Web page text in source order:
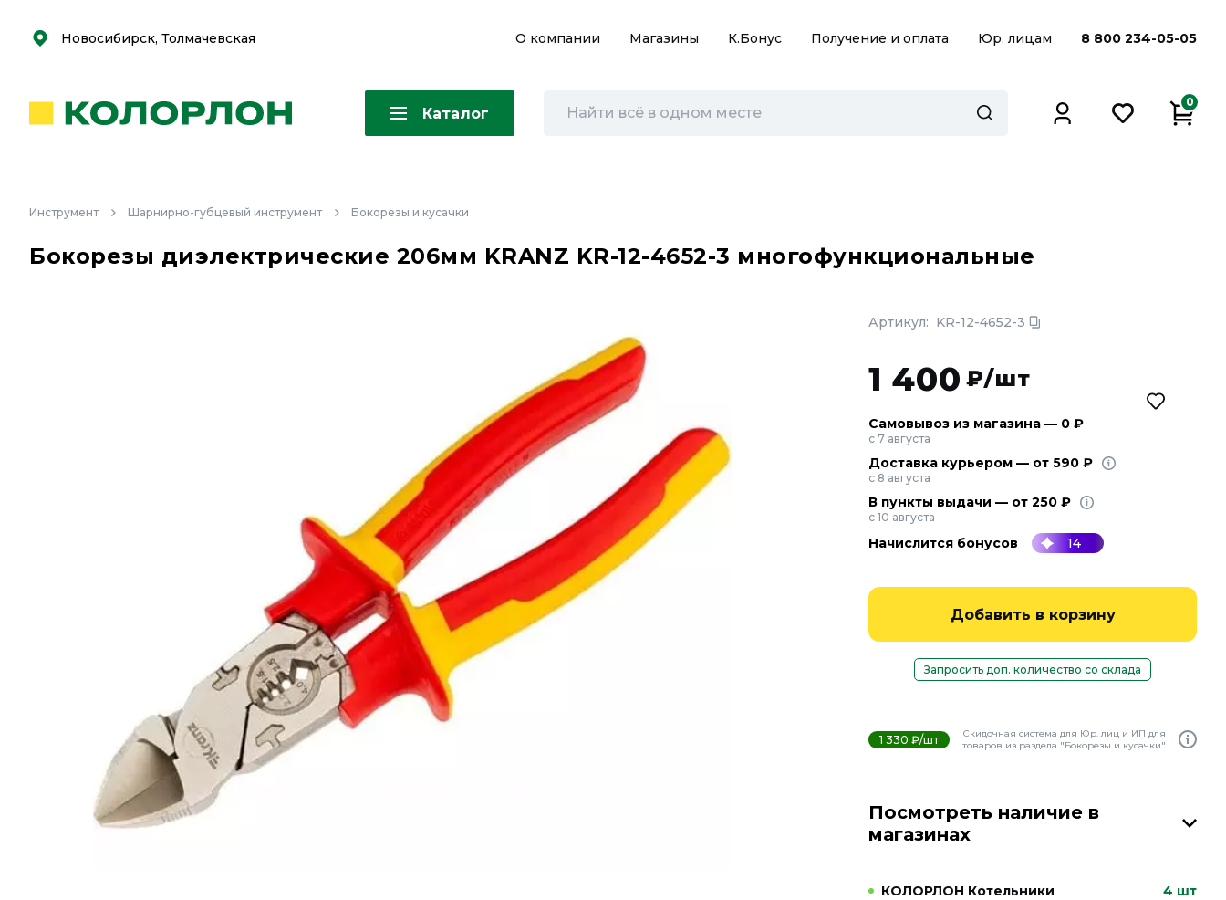
Скоро
Скоро
Новосибирск, Толмачевская О компании Магазины К.Бонус Получение и оплата Юр. лицам 8 800 234-05-05
Каталог
0
Инструмент Шарнирно-губцевый инструмент Бокорезы и кусачки
Бокорезы диэлектрические 206мм KRANZ KR-12-4652-3 многофункциональные
Артикул: KR-12-4652-3
1 400 ₽/шт
Самовывоз из магазина — 0 ₽
с 7 августа
Доставка курьером — от 590 ₽
с 8 августа
В пункты выдачи — от 250 ₽
с 10 августа
Начислится бонусов 14
Добавить в корзину
Запросить доп. количество со склада
1 330 ₽/шт
Скидочная система для Юр. лиц и ИП для
товаров из раздела "Бокорезы и кусачки"
Посмотреть наличие в
магазинах
КОЛОРЛОН Котельники 4 шт